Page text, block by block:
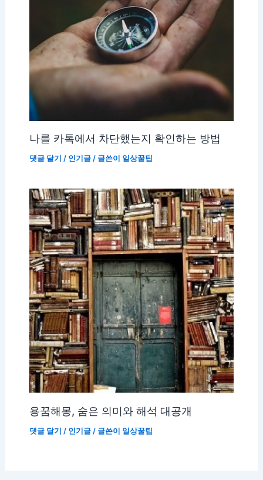
나를 카톡에서 차단했는지 확인하는 방법
댓글 달기 / 인기글/ 글쓴이 일상꿀팁
용꿈해몽, 숨은 의미와 해석 대공개
댓글 달기 / 인기글/ 글쓴이 일상꿀팁